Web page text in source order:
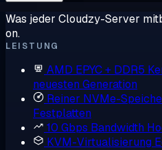
Was jeder Cloudzy-Server
on.
LEISTUNG
AMD EPYC + DDR5
neuesten Generation
Reiner NVMe-
Festplatten
10 Gbps Bandwidth
KVM-Virtualisierung